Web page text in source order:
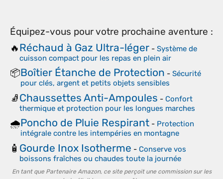
Équipez-vous pour votre prochaine aventure :
🔥Réchaud à Gaz Ultra-léger - Système de
cuisson compact pour les repas en plein air
📦Boîtier Étanche de Protection - Sécurité
pour clés, argent et petits objets sensibles
🧦Chaussettes Anti-Ampoules - Confort
thermique et protection pour les longues marches
🌧️Poncho de Pluie Respirant - Protection
intégrale contre les intempéries en montagne
🧴 Gourde Inox Isotherme - Conserve vos
boissons fraîches ou chaudes toute la journée
En tant que Partenaire Amazon, ce site perçoit une commission sur les